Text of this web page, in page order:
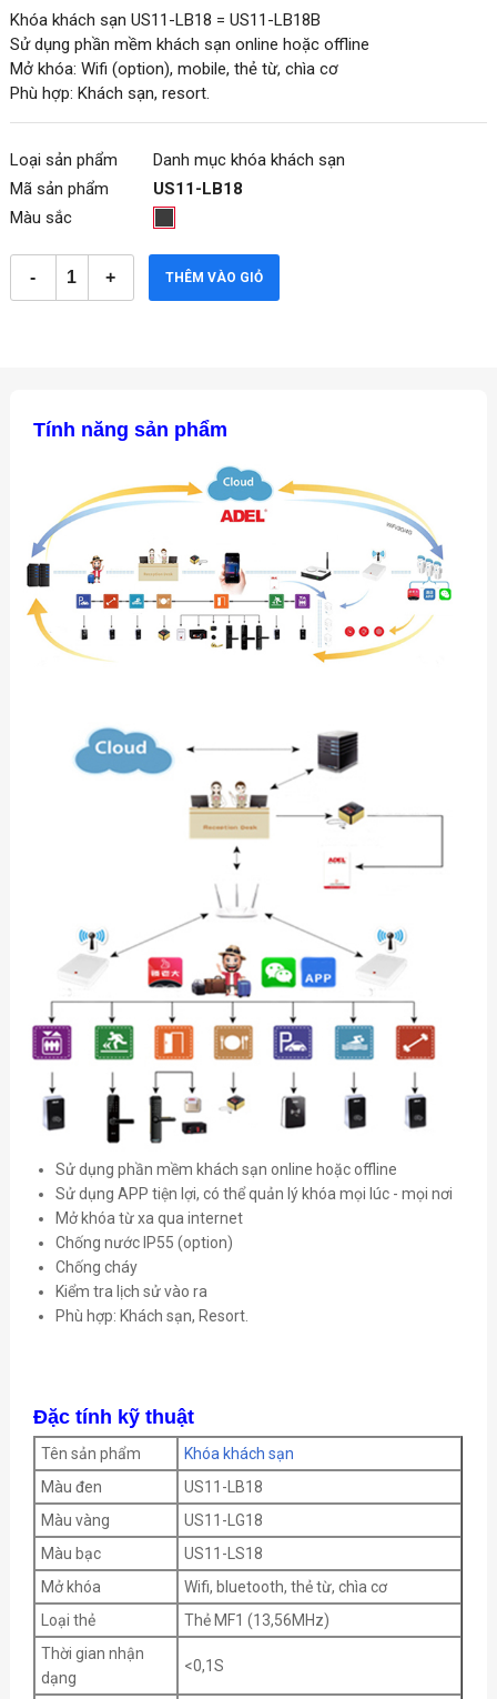
Khóa khách sạn US11-LB18 = US11-LB18B
Sử dụng phần mềm khách sạn online hoặc offline
Mở khóa: Wifi (option), mobile, thẻ từ, chìa cơ
Phù hợp: Khách sạn, resort.
Loại sản phẩm
Danh mục khóa khách sạn
Mã sản phẩm
US11-LB18
Màu sắc
THÊM VÀO GIỎ
Tính năng sản phẩm
Sử dụng phần mềm khách sạn online hoặc offline
Sử dụng APP tiện lợi, có thể quản lý khóa mọi lúc - mọi nơi
Mở khóa từ xa qua internet
Chống nước IP55 (option)
Chống cháy
Kiểm tra lịch sử vào ra
Phù hợp: Khách sạn, Resort.
Đặc tính kỹ thuật
Tên sản phẩm
Khóa khách sạn
Màu đen
US11-LB18
Màu vàng
US11-LG18
Màu bạc
US11-LS18
Mở khóa
Wifi, bluetooth, thẻ từ, chìa cơ
Loại thẻ
Thẻ MF1 (13,56MHz)
Thời gian nhận
dạng
<0,1S